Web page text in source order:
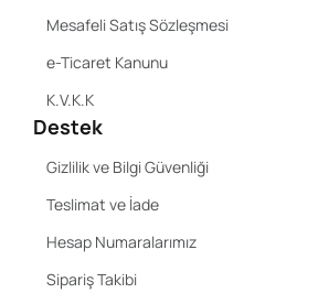
Mesafeli Satış Sözleşmesi
e-Ticaret Kanunu
K.V.K.K
Destek
Gizlilik ve Bilgi Güvenliği
Teslimat ve İade
Hesap Numaralarımız
Sipariş Takibi